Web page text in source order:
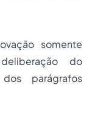
somente
do
parágrafos